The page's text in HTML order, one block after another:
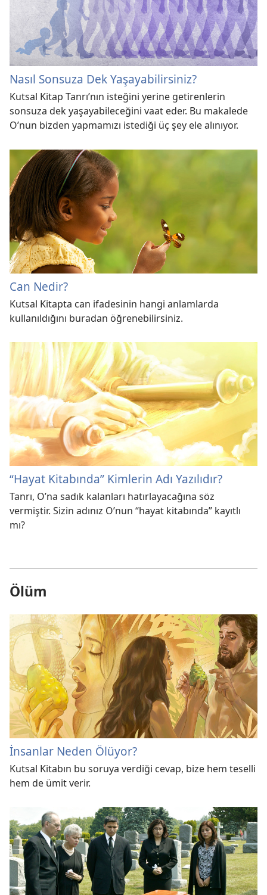
Nasıl Sonsuza Dek Yaşayabilirsiniz?
Kutsal Kitap Tanrı’nın isteğini yerine getirenlerin
sonsuza dek yaşayabileceğini vaat eder. Bu makalede
O’nun bizden yapmamızı istediği üç şey ele alınıyor.
Can Nedir?
Kutsal Kitapta can ifadesinin hangi anlamlarda
kullanıldığını buradan öğrenebilirsiniz.
“Hayat Kitabında” Kimlerin Adı Yazılıdır?
Tanrı, O’na sadık kalanları hatırlayacağına söz
vermiştir. Sizin adınız O’nun “hayat kitabında” kayıtlı
mı?
Ölüm
İnsanlar Neden Ölüyor?
Kutsal Kitabın bu soruya verdiği cevap, bize hem teselli
hem de ümit verir.